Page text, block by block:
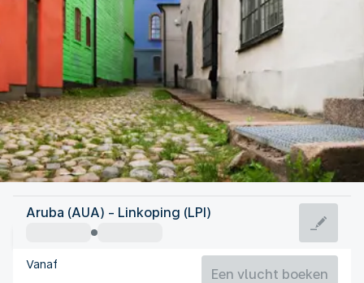
Zweden
Linköping
Zweden
Aruba (AUA) - Linkoping (LPI)
Vanaf
Een vlucht boeken